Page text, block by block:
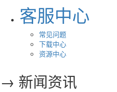
客服中心
常见问题
下载中心
资源中心
→ 新闻资讯